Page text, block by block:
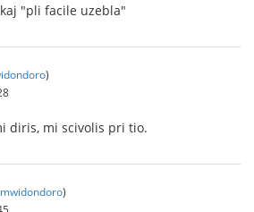
"pli facile uzebla"
)
diris, mi scivolis pri tio.
)